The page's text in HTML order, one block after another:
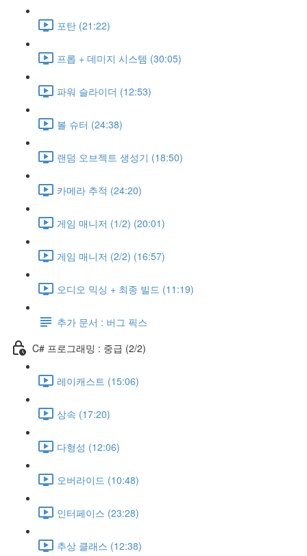
포탄 (21:22)
프롭 + 데미지 시스템 (30:05)
파워 슬라이더 (12:53)
볼 슈터 (24:38)
랜덤 오브젝트 생성기 (18:50)
카메라 추적 (24:20)
게임 매니저 (1/2) (20:01)
게임 매니저 (2/2) (16:57)
오디오 믹싱 + 최종 빌드 (11:19)
추가 문서 : 버그 픽스
C# 프로그래밍 : 중급 (2/2)
레이캐스트 (15:06)
상속 (17:20)
다형성 (12:06)
오버라이드 (10:48)
인터페이스 (23:28)
추상 클래스 (12:38)